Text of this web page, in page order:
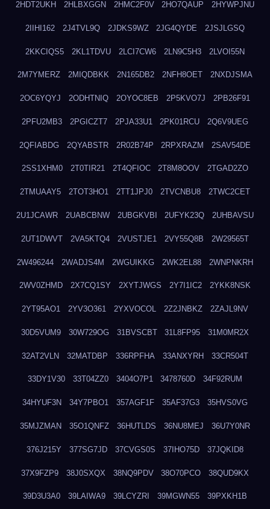
2HDT2UKH 2HLBXGGN 2HMC2F0V 2HO7QAUP 2HYWPJNU
2IIHI162 2J4TVL9Q 2JDKS9WZ 2JG4QYDE 2JSJLGSQ
2KKCIQS5 2KL1TDVU 2LCI7CW6 2LN9C5H3 2LVOI55N
2M7YMERZ 2MIQDBKK 2N165DB2 2NFH8OET 2NXDJSMA
2OC6YQYJ 2ODHTNIQ 2OYOC8EB 2P5KVO7J 2PB26F91
2PFU2MB3 2PGICZT7 2PJA33U1 2PK01RCU 2Q6V9UEG
2QFIABDG 2QYABSTR 2R02B74P 2RPXRAZM 2SAV54DE
2SS1XHM0 2T0TIR21 2T4QFIOC 2T8M8OOV 2TGAD2ZO
2TMUAAY5 2TOT3HO1 2TT1JPJ0 2TVCNBU8 2TWC2CET
2U1JCAWR 2UABCBNW 2UBGKVBI 2UFYK23Q 2UHBAVSU
2UT1DWVT 2VA5KTQ4 2VUSTJE1 2VY55Q8B 2W29565T
2W496244 2WADJS4M 2WGUIKKG 2WK2EL88 2WNPNKRH
2WV0ZHMD 2X7CQ1SY 2XYTJWGS 2Y7I1IC2 2YKK8NSK
2YT95AO1 2YV3O361 2YXVOCOL 2Z2JNBKZ 2ZAJL9NV
30D5VUM9 30W729OG 31BVSCBT 31L8FP95 31M0MR2X
32AT2VLN 32MATDBP 336RPFHA 33ANXYRH 33CR504T
33DY1V30 33T04ZZ0 3404O7P1 3478760D 34F92RUM
34HYUF3N 34Y7PBO1 357AGF1F 35AF37G3 35HVS0VG
35MJZMAN 35O1QNFZ 36HUTLDS 36NU8MEJ 36U7Y0NR
376J215Y 377SG7JD 37CVGS0S 37IHO75D 37JQKID8
37X9FZP9 38J0SXQX 38NQ9PDV 38O70PCO 38QUD9KX
39D3U3A0 39LAIWA9 39LCYZRI 39MGWN55 39PXKH1B